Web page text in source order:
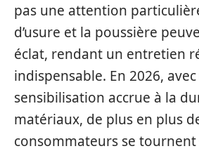
pas une attention
d’usure et la poussière
éclat, rendant un entretien
indispensable. En 2026,
sensibilisation accrue à la
matériaux, de plus en plus
consommateurs se tournent